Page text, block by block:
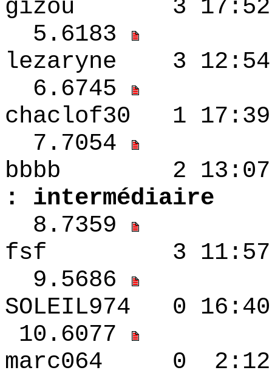
gizou 3 17:52
5.6183
lezaryne 3
6.6745
chaclof30 1
7.7054
bbbb 2
: intermédiaire
8.7359
fsf 3 11:57 -
9.5686
SOLEIL974 0
10.6077
marc064 0